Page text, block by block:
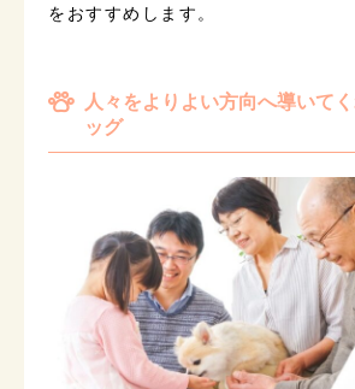
をおすすめします。
人々をよりよい方向へ導いて
ッグ